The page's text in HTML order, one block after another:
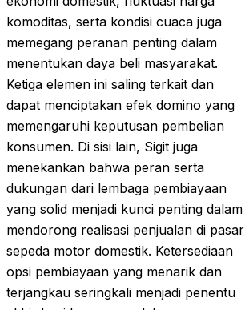
komoditas, serta kondisi cuaca juga
memegang peranan penting dalam
menentukan daya beli masyarakat.
Ketiga elemen ini saling terkait dan
dapat menciptakan efek domino yang
memengaruhi keputusan pembelian
konsumen. Di sisi lain, Sigit juga
menekankan bahwa peran serta
dukungan dari lembaga pembiayaan
yang solid menjadi kunci penting dalam
mendorong realisasi penjualan di pasar
sepeda motor domestik. Ketersediaan
opsi pembiayaan yang menarik dan
terjangkau seringkali menjadi penentu